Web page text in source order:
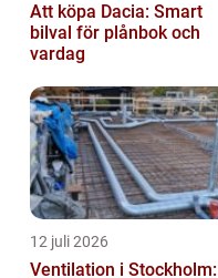
Att köpa Dacia: Smart
bilval för plånbok och
vardag
12 juli 2026
Ventilation i Stockholm: